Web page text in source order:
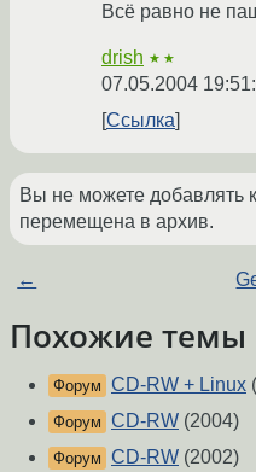
Всё равно не
drish ★★
07.05.2004
Ссылка
Вы не можете добавлять
перемещена в архив.
←
Похожие темы
Форум CD-RW + Linux
Форум CD-RW (2004)
Форум CD-RW (2002)